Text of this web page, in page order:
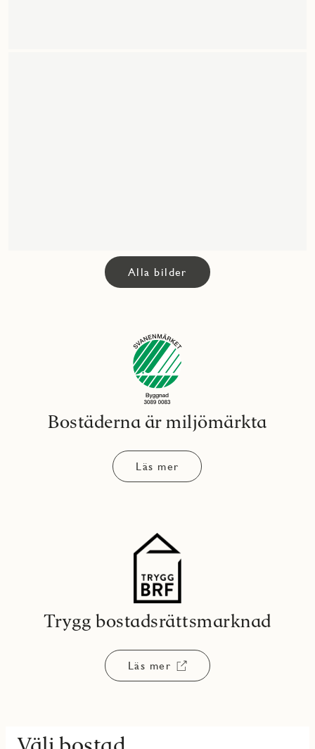
Alla bilder
Bostäderna är miljömärkta
Läs mer
Trygg bostadsrättsmarknad
Läs mer